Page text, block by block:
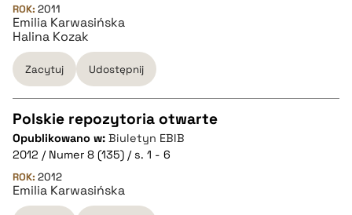
ROK: 2011
Emilia Karwasińska
Halina Kozak
Zacytuj Udostępnij
CZYSTY TEKST
pobierz cytat
Polskie repozytoria otwarte
Opublikowano w: Biuletyn EBIB
2012 / Numer 8 (135) / s. 1 - 6
ROK: 2012
Emilia Karwasińska